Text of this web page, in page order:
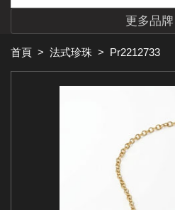
更多品牌
首頁 > 法式珍珠 > Pr2212733